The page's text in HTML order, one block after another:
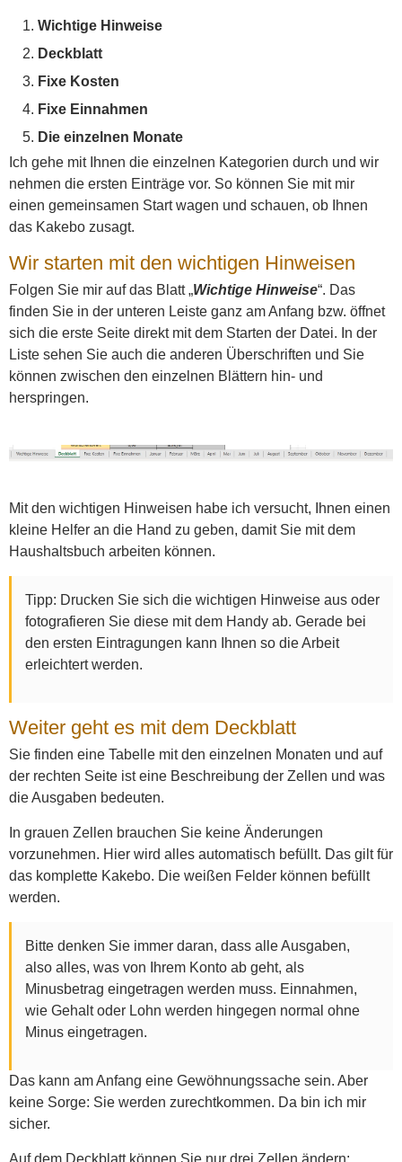
Wichtige Hinweise
Deckblatt
Fixe Kosten
Fixe Einnahmen
Die einzelnen Monate
Ich gehe mit Ihnen die einzelnen Kategorien durch und wir
nehmen die ersten Einträge vor. So können Sie mit mir
einen gemeinsamen Start wagen und schauen, ob Ihnen
das Kakebo zusagt.
Wir starten mit den wichtigen Hinweisen
Folgen Sie mir auf das Blatt „Wichtige Hinweise“. Das
finden Sie in der unteren Leiste ganz am Anfang bzw. öffnet
sich die erste Seite direkt mit dem Starten der Datei. In der
Liste sehen Sie auch die anderen Überschriften und Sie
können zwischen den einzelnen Blättern hin- und
herspringen.
Mit den wichtigen Hinweisen habe ich versucht, Ihnen einen
kleine Helfer an die Hand zu geben, damit Sie mit dem
Haushaltsbuch arbeiten können.
Tipp: Drucken Sie sich die wichtigen Hinweise aus oder
fotografieren Sie diese mit dem Handy ab. Gerade bei
den ersten Eintragungen kann Ihnen so die Arbeit
erleichtert werden.
Weiter geht es mit dem Deckblatt
Sie finden eine Tabelle mit den einzelnen Monaten und auf
der rechten Seite ist eine Beschreibung der Zellen und was
die Ausgaben bedeuten.
In grauen Zellen brauchen Sie keine Änderungen
vorzunehmen. Hier wird alles automatisch befüllt. Das gilt für
das komplette Kakebo. Die weißen Felder können befüllt
werden.
Bitte denken Sie immer daran, dass alle Ausgaben,
also alles, was von Ihrem Konto ab geht, als
Minusbetrag eingetragen werden muss. Einnahmen,
wie Gehalt oder Lohn werden hingegen normal ohne
Minus eingetragen.
Das kann am Anfang eine Gewöhnungssache sein. Aber
keine Sorge: Sie werden zurechtkommen. Da bin ich mir
sicher.
Auf dem Deckblatt können Sie nur drei Zellen ändern: